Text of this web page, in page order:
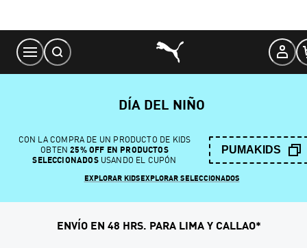
Content
DÍA DEL NIÑO
CON LA COMPRA DE UN PRODUCTO DE KIDS
OBTEN 25% OFF EN PRODUCTOS
SELECCIONADOSUSANDO EL CUPÓN
PUMAKIDS
EXPLORAR KIDSEXPLORAR SELECCIONADOS
ENVÍO EN 48 HRS. PARA LIMA Y CALLAO*